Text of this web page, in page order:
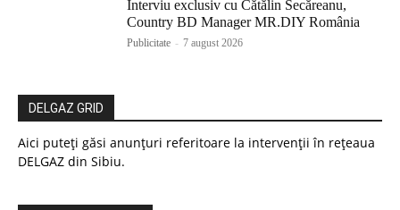
Interviu exclusiv cu Cătălin Secăreanu,
Country BD Manager MR.DIY România
Publicitate - 7 august 2026
DELGAZ GRID
Aici puteți găsi anunțuri referitoare la intervenții în rețeaua
DELGAZ din Sibiu.